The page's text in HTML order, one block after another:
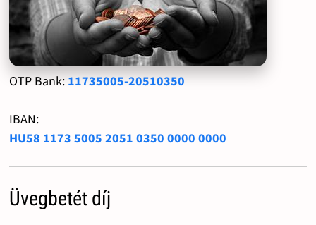
OTP Bank: 11735005-20510350
IBAN:
HU58 1173 5005 2051 0350 0000 0000
Üvegbetét díj